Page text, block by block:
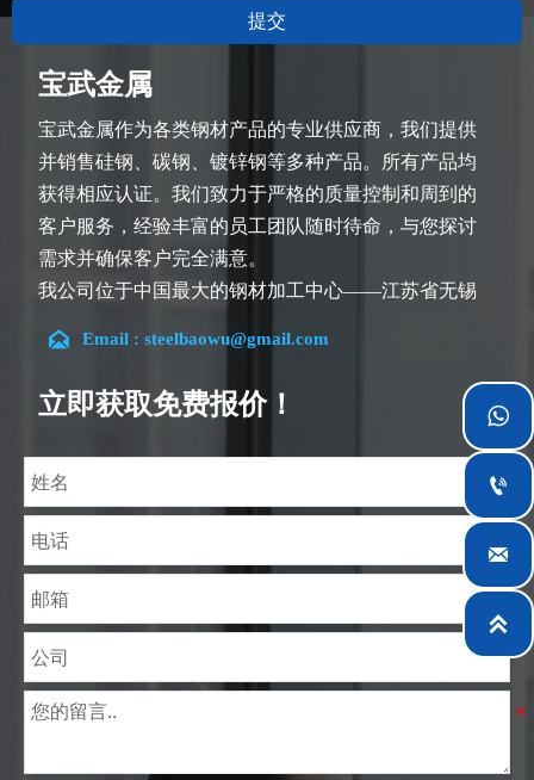
提交
宝武金属
宝武金属作为各类钢材产品的专业供应商，我们提供
并销售硅钢、碳钢、镀锌钢等多种产品。所有产品均
获得相应认证。我们致力于严格的质量控制和周到的
客户服务，经验丰富的员工团队随时待命，与您探讨
需求并确保客户完全满意。
我公司位于中国最大的钢材加工中心——江苏省无锡
富经验，熟悉CE、SGS等多种硅钢标准。我们可根据
特殊需求进行设计定制，并确保安全性、高效性及合
理价格。目前我们已逐步扩展至五座专业配送仓库和
钢材加工设施，为全球采矿、建筑、工程及通用制造
业提供专业服务。
 Email : steelbaowu@gmail.com
立即获取免费报价！ 


